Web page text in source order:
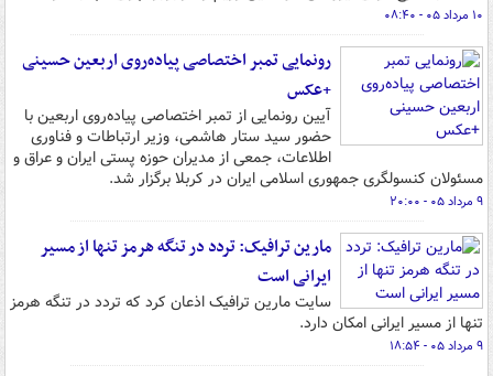
۱۰ مرداد ۰۵ - ۰۸:۴۰
رونمایی تمبر اختصاصی پیاده‌روی اربعین حسینی
+عکس
آیین رونمایی از تمبر اختصاصی پیاده‌روی اربعین با
حضور سید ستار هاشمی، وزیر ارتباطات و فناوری
اطلاعات، جمعی از مدیران حوزه پستی ایران و عراق و
مسئولان کنسولگری جمهوری اسلامی ایران در کربلا برگزار شد.
۹ مرداد ۰۵ - ۲۰:۰۰
مارین ترافیک: تردد در تنگه هرمز تنها از مسیر
ایرانی است
سایت مارین ترافیک اذعان کرد که تردد در تنگه هرمز
تنها از مسیر ایرانی امکان دارد.
۹ مرداد ۰۵ - ۱۸:۵۴